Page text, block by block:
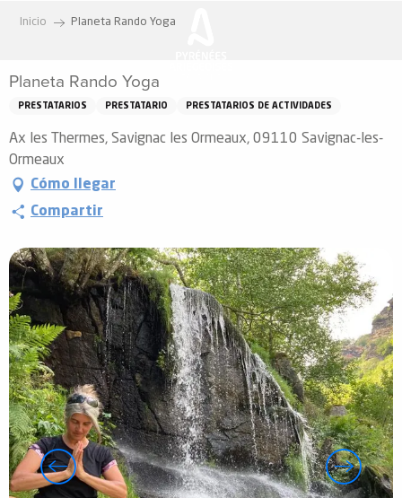
principal
Inicio Planeta Rando Yoga
Planeta Rando Yoga
PRESTATARIOS PRESTATARIO PRESTATARIOS DE ACTIVIDADES
Ax les Thermes, Savignac les Ormeaux, 09110 Savignac-les-
Ormeaux
Cómo llegar
Compartir